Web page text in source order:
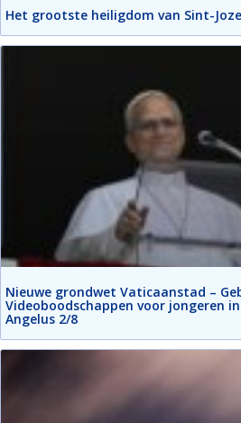
Het grootste heiligdom van Sint-
Nieuwe grondwet Vaticaanstad –
Videoboodschappen voor jongeren
Angelus 2/8